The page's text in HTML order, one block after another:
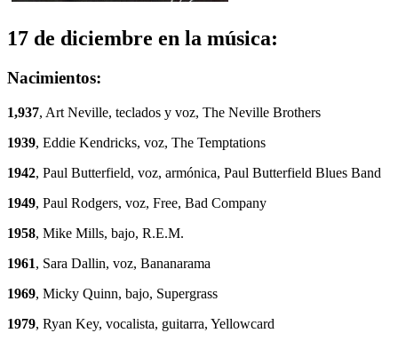
17 de diciembre en la música:
Nacimientos:
1,937, Art Neville, teclados y voz, The Neville Brothers
1939, Eddie Kendricks, voz, The Temptations
1942, Paul Butterfield, voz, armónica, Paul Butterfield Blues Band
1949, Paul Rodgers, voz, Free, Bad Company
1958, Mike Mills, bajo, R.E.M.
1961, Sara Dallin, voz, Bananarama
1969, Micky Quinn, bajo, Supergrass
1979, Ryan Key, vocalista, guitarra, Yellowcard